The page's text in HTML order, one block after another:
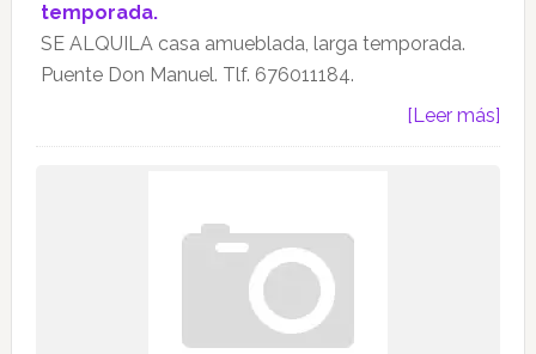
temporada.
SE ALQUILA casa amueblada, larga temporada.
Puente Don Manuel. Tlf. 676011184.
[Leer más]